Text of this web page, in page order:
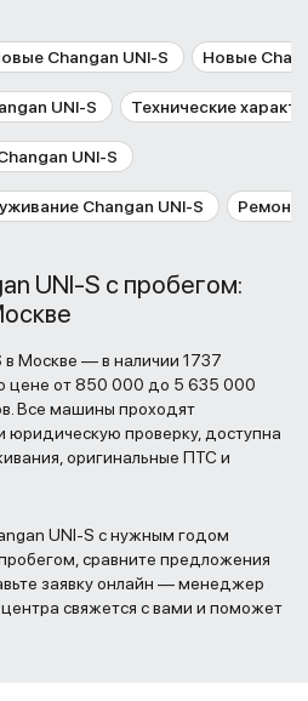
Changan UNI-S Новые
UNI-S Технические
UNI-S
Changan UNI-S Ремонт
UNI-S с пробегом:
в Москве — в наличии 1737
цене от 850 000 до 5 635 000
Все машины проходят
юридическую проверку, доступна
оригинальные ПТС и
UNI-S с нужным годом
сравните предложения
заявку онлайн — менеджер
свяжется с вами и поможет